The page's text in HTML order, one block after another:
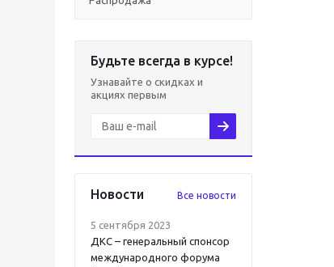
Будьте всегда в курсе!
Узнавайте о скидках и
акциях первым
Новости Все новости
5 сентября 2023
ДКС – генеральный спонсор
международного форума